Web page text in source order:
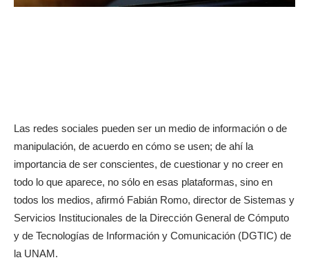
Las redes sociales pueden ser un medio de información o de
manipulación, de acuerdo en cómo se usen; de ahí la
importancia de ser conscientes, de cuestionar y no creer en
todo lo que aparece, no sólo en esas plataformas, sino en
todos los medios, afirmó Fabián Romo, director de Sistemas y
Servicios Institucionales de la Dirección General de Cómputo
y de Tecnologías de Información y Comunicación (DGTIC) de
la UNAM.